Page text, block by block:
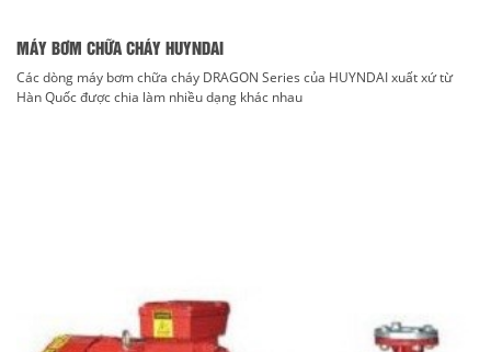
MÁY BƠM CHỮA CHÁY HUYNDAI
Các dòng máy bơm chữa cháy DRAGON Series của HUYNDAI xuất xứ từ
Hàn Quốc được chia làm nhiều dạng khác nhau